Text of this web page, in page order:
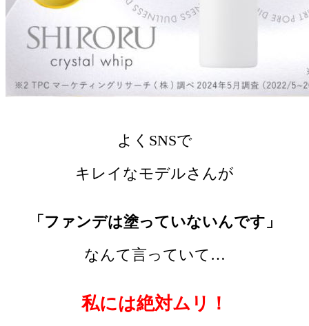
よくSNSで
キレイなモデルさんが
「ファンデは塗っていないんです」
なんて言っていて…
私には絶対ムリ！